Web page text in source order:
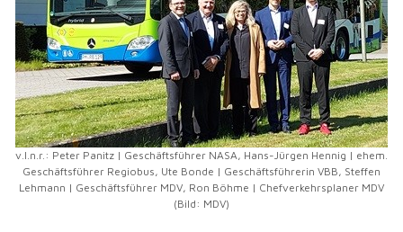
v.l.n.r.: Peter Panitz | Geschäftsführer NASA, Hans-Jürgen Hennig | ehem.
Geschäftsführer Regiobus, Ute Bonde | Geschäftsführerin VBB, Steffen
Lehmann | Geschäftsführer MDV, Ron Böhme | Chefverkehrsplaner MDV
(Bild: MDV)